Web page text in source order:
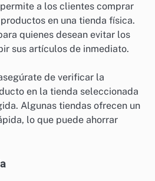
a los clientes comprar
en una tienda física.
quienes desean evitar los
sus artículos de inmediato.
de verificar la
en la tienda seleccionada
Algunas tiendas ofrecen un
lo que puede ahorrar